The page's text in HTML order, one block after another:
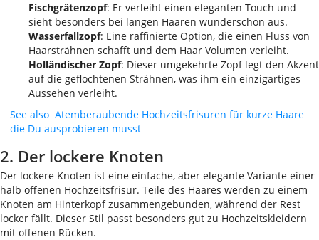
Fischgrätenzopf: Er verleiht einen eleganten Touch und
sieht besonders bei langen Haaren wunderschön aus.
Wasserfallzopf: Eine raffinierte Option, die einen Fluss von
Haarsträhnen schafft und dem Haar Volumen verleiht.
Holländischer Zopf: Dieser umgekehrte Zopf legt den Akzent
auf die geflochtenen Strähnen, was ihm ein einzigartiges
Aussehen verleiht.
See also Atemberaubende Hochzeitsfrisuren für kurze Haare
die Du ausprobieren musst
2. Der lockere Knoten
Der lockere Knoten ist eine einfache, aber elegante Variante einer
halb offenen Hochzeitsfrisur. Teile des Haares werden zu einem
Knoten am Hinterkopf zusammengebunden, während der Rest
locker fällt. Dieser Stil passt besonders gut zu Hochzeitskleidern
mit offenen Rücken.